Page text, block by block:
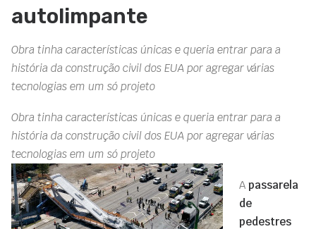
autolimpante
Obra tinha características únicas e queria entrar para a
história da construção civil dos EUA por agregar várias
tecnologias em um só projeto
Obra tinha características únicas e queria entrar para a
história da construção civil dos EUA por agregar várias
tecnologias em um só projeto
A passarela
de
pedestres